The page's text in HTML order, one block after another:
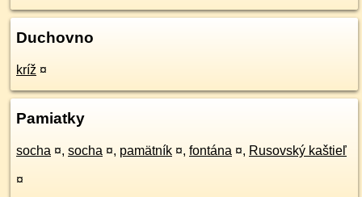
Duchovno
kríž ¤
Pamiatky
socha ¤, socha ¤, pamätník ¤, fontána ¤, Rusovský kaštieľ
¤